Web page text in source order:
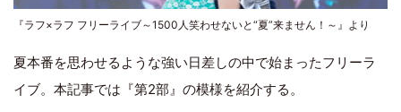
『ラフ×ラフ フリーライブ～1500人笑わせないと“夏”来ません！～』より
夏本番を思わせるような強い日差しの中で始まったフリーラ
イブ。本記事では『第2部』の模様を紹介する。